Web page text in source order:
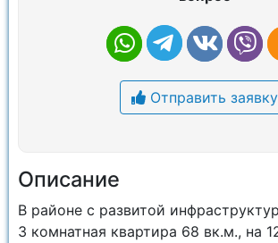
Отправить заявку
Описание
В районе с развитой
3 комнатная квартира 68 вк.м., на